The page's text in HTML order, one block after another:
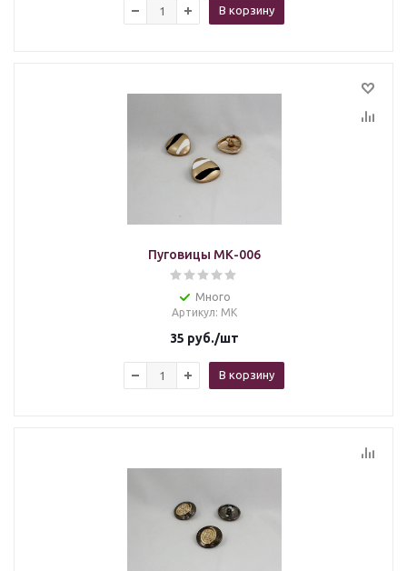
В корзину
Пуговицы МК-006
Много
Артикул: МК
35 руб./шт
В корзину